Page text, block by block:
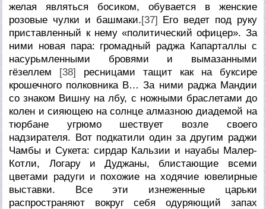
желая являться босиком, обувается в женские
розовые чулки и башмаки.[37] Его ведет под руку
приставленный к нему «политический офицер». За
ними новая пара: громадный раджа Капарталлы с
насурьмленными бровями и вымазанными
гёзеллем [38] ресницами тащит как на буксире
крошечного полковника В… За ними раджа Мандии
со знаком Вишну на лбу, с ножными браслетами до
колен и сияющею на солнце алмазною диадемой на
тюрбане угрюмо шествует возле своего
надзирателя. Вот подкатили один за другим раджи
Чамбы и Сукета: сирдар Кальзии и науабы Малер-
Котли, Логару и Дуджаны, блистающие всеми
цветами радуги и похожие на ходячие ювелирные
выставки. Все эти изнеженные царьки
распространяют вокруг себя одуряющий запах